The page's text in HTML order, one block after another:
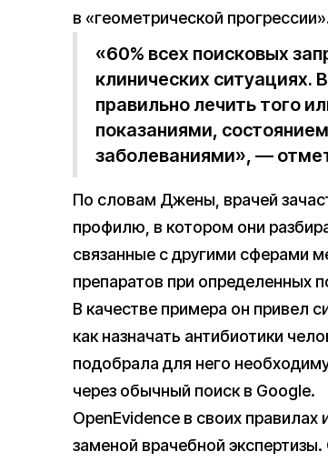
в «геометрической
«60% всех поисковых
клинических ситуациях.
правильно лечить того
показаниями,
заболеваниями», —
По словам Джены, врачей
профилю, в котором они
связанные с другими сферами
препаратов при определенных
В качестве примера он привел
как назначать антибиотики
подобрала для него
через обычный поиск в Google.
OpenEvidence в своих правилах
заменой врачебной